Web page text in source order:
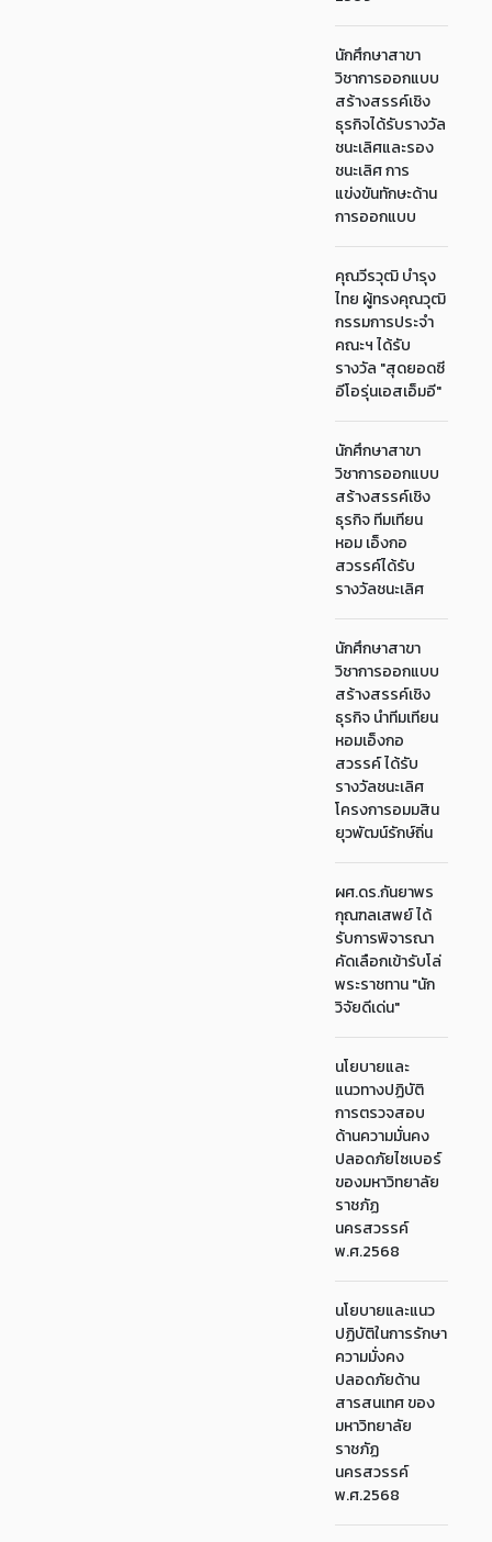
นักศึกษาสาขา
วิชาการออกแบบ
สร้างสรรค์เชิง
ธุรกิจได้รับรางวัล
ชนะเลิศและรอง
ชนะเลิศ การ
แข่งขันทักษะด้าน
การออกแบบ
คุณวีรวุฒิ บำรุง
ไทย ผู้ทรงคุณวุฒิ
กรรมการประจำ
คณะฯ ได้รับ
รางวัล "สุดยอดซี
อีโอรุ่นเอสเอ็มอี"
นักศึกษาสาขา
วิชาการออกแบบ
สร้างสรรค์เชิง
ธุรกิจ ทีมเทียน
หอม เอ็งกอ
สวรรค์ได้รับ
รางวัลชนะเลิศ
นักศึกษาสาขา
วิชาการออกแบบ
สร้างสรรค์เชิง
ธุรกิจ นำทีมเทียน
หอมเอ็งกอ
สวรรค์ ได้รับ
รางวัลชนะเลิศ
โครงการอมมสิน
ยุวพัฒน์รักษ์ถิ่น
ผศ.ดร.กันยาพร
กุณฑลเสพย์ ได้
รับการพิจารณา
คัดเลือกเข้ารับโล่
พระราชทาน "นัก
วิจัยดีเด่น"
นโยบายและ
แนวทางปฏิบัติ
การตรวจสอบ
ด้านความมั่นคง
ปลอดภัยไซเบอร์
ของมหาวิทยาลัย
ราชภัฏ
นครสวรรค์
พ.ศ.2568
นโยบายและแนว
ปฏิบัติในการรักษา
ความมั่งคง
ปลอดภัยด้าน
สารสนเทศ ของ
มหาวิทยาลัย
ราชภัฏ
นครสวรรค์
พ.ศ.2568